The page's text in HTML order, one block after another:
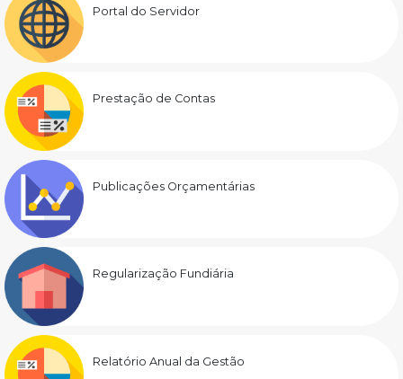
Portal do Servidor
Prestação de Contas
Publicações Orçamentárias
Regularização Fundiária
Relatório Anual da Gestão